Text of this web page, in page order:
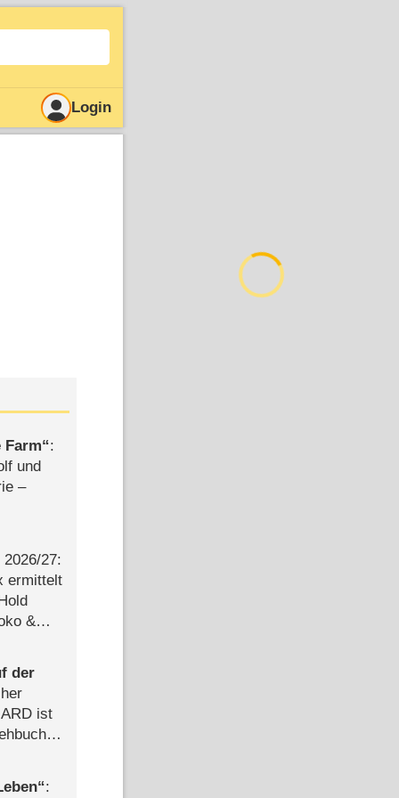
Login
Farm :
und
–
​27:
ermittelt
&
der
ist
: